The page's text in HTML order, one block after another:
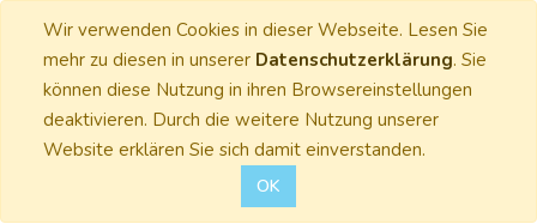
Wir verwenden Cookies in dieser Webseite. Lesen Sie
mehr zu diesen in unserer Datenschutzerklärung. Sie
können diese Nutzung in ihren Browsereinstellungen
deaktivieren. Durch die weitere Nutzung unserer
Website erklären Sie sich damit einverstanden.
OK